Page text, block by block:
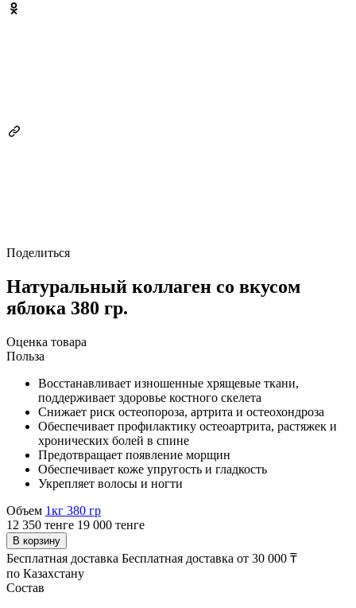
Поделиться
Натуральный коллаген со вкусом
яблока 380 гр.
Оценка товара
Польза
Восстанавливает изношенные хрящевые ткани,
поддерживает здоровье костного скелета
Снижает риск остеопороза, артрита и остеохондроза
Обеспечивает профилактику остеоартрита, растяжек и
хронических болей в спине
Предотвращает появление морщин
Обеспечивает коже упругость и гладкость
Укрепляет волосы и ногти
Объем 1кг 380 гр
12 350 тенге 19 000 тенге
В корзину
Бесплатная доставка Бесплатная доставка от 30 000 ₸
по Казахстану
Состав